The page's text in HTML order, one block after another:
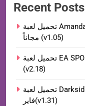
Recent Posts
تحميل لعبة Amanda the Adventurer للكمبيوتر من ميديا فاير
مجاناً (v1.05)
تحميل لعبة EA SPORTS FC 24 للكمبيوتر من ميديا فاير
(v2.18)
تحميل لعبة Darksiders 3 Deluxe للكمبيوتر من ميديا
فاير(v1.31)